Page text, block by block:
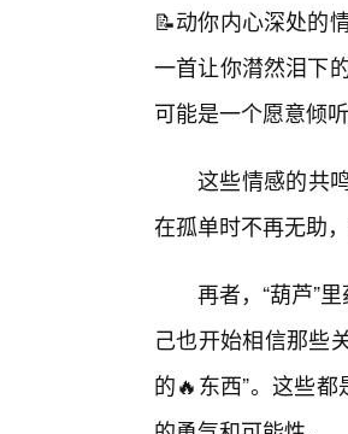
📝动你内心深处的
一首让你潸然泪下
可能是一个愿意倾
这些情感的共
在孤单时不再无助
再者，“葫芦”
己也开始相信那些
的🔥东西”。这些